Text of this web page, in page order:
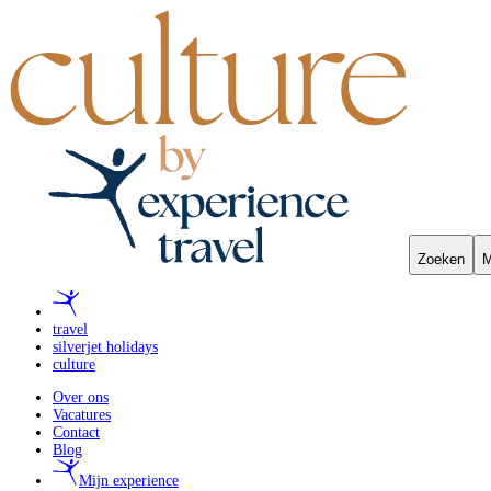
Zoeken
travel
silverjet holidays
culture
Over ons
Vacatures
Contact
Blog
Mijn experience